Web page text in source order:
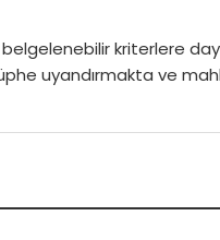
kriterlere
uyandırmakta ve